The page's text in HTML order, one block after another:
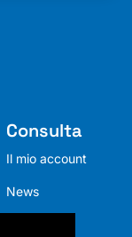
Consulta
Il mio account
News